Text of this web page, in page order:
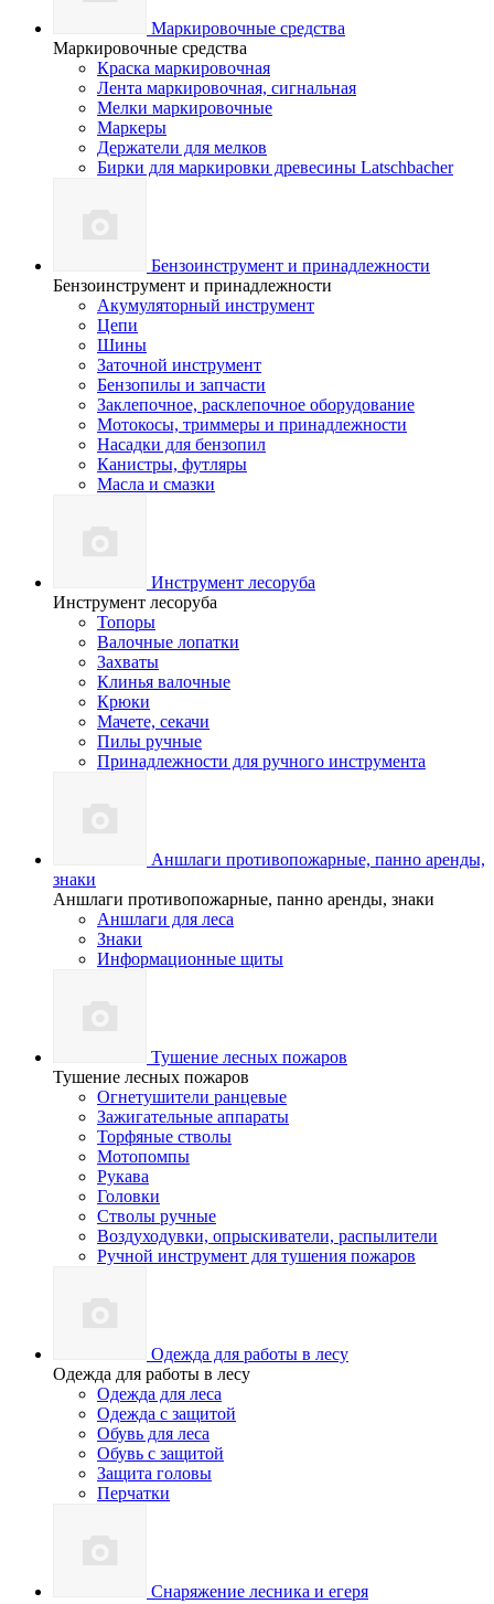
Маркировочные средства
Маркировочные средства
Краска маркировочная
Лента маркировочная, сигнальная
Мелки маркировочные
Маркеры
Держатели для мелков
Бирки для маркировки древесины Latschbacher
Бензоинструмент и принадлежности
Бензоинструмент и принадлежности
Акумуляторный инструмент
Цепи
Шины
Заточной инструмент
Бензопилы и запчасти
Заклепочное, расклепочное оборудование
Мотокосы, триммеры и принадлежности
Насадки для бензопил
Канистры, футляры
Масла и смазки
Инструмент лесоруба
Инструмент лесоруба
Топоры
Валочные лопатки
Захваты
Клинья валочные
Крюки
Мачете, секачи
Пилы ручные
Принадлежности для ручного инструмента
Аншлаги противопожарные, панно аренды,
знаки
Аншлаги противопожарные, панно аренды, знаки
Аншлаги для леса
Знаки
Информационные щиты
Тушение лесных пожаров
Тушение лесных пожаров
Огнетушители ранцевые
Зажигательные аппараты
Торфяные стволы
Мотопомпы
Рукава
Головки
Стволы ручные
Воздуходувки, опрыскиватели, распылители
Ручной инструмент для тушения пожаров
Одежда для работы в лесу
Одежда для работы в лесу
Одежда для леса
Одежда с защитой
Обувь для леса
Обувь с защитой
Защита головы
Перчатки
Снаряжение лесника и егеря